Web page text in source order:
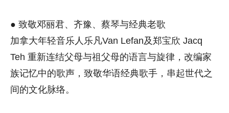
● 致敬邓丽君、齐豫、蔡琴与经典老歌
加拿大年轻音乐人乐凡Van Lefan及郑宝欣 Jacq
Teh 重新连结父母与祖父母的语言与旋律，改编家
族记忆中的歌声，致敬华语经典歌手，串起世代之
间的文化脉络。